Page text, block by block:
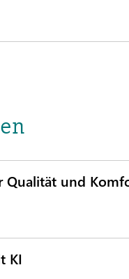
Qualität und
KI